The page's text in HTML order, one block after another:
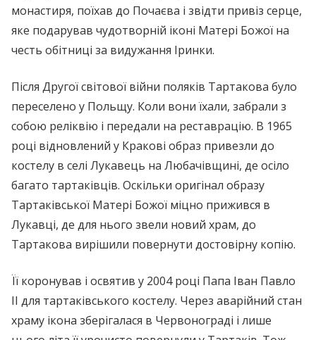
монастиря, поїхав до Почаєва і звідти привіз серце,
яке подарував чудотворній іконі Матері Божої на
честь обітниці за видужання Іринки.
Після Другої світової війни поляків Тартакова було
переселено у Польщу. Коли вони їхали, забрали з
собою реліквію і передали на реставрацію. В 1965
році відновлений у Кракові образ привезли до
костелу в селі Лукавець на Любачівщині, де осіло
багато тартаківців. Оскільки оригінал образу
Тартаківської Матері Божої міцно прижився в
Лукавці, де для нього звели новий храм, до
Тартакова вирішили повернути достовірну копію.
Її коронував і освятив у 2004 році Папа Іван Павло
ІІ для тартаківського костелу. Через аварійний стан
храму ікона зберігалася в Червонограді і лише